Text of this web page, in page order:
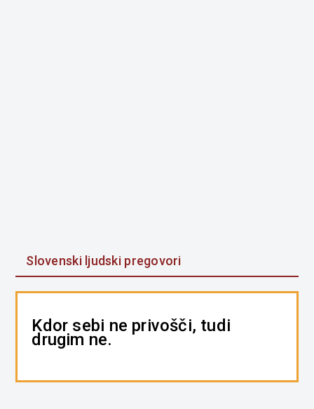
Slovenski ljudski pregovori
Kdor sebi ne privošči, tudi
drugim ne.